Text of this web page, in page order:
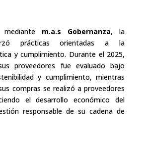
m.a.s Gobernanza, la
prácticas orientadas a la
y cumplimiento. Durante el 2025,
proveedores fue evaluado bajo
y cumplimiento, mientras
compras se realizó a proveedores
el desarrollo económico del
responsable de su cadena de